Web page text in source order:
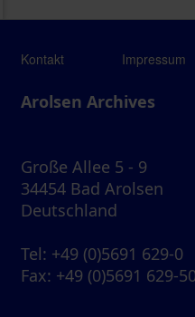
Kontakt Impressum
Arolsen Archives
Große Allee 5 - 9
34454 Bad Arolsen
Deutschland
Tel: +49 (0)5691 629-0
Fax: +49 (0)5691 629-